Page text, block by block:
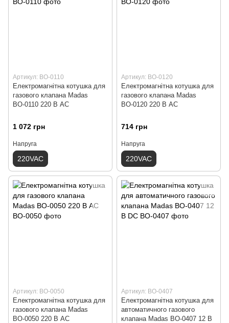
Артикул: ВО-0110
Електромагнітна котушка для
газового клапана Madas
ВО-0110 220 В АС
1 072 грн
Напруга
220VAC
Артикул: ВО-0120
Електромагнітна котушка для
газового клапана Madas
BО-0120 220 В АС
714 грн
Напруга
220VAC
Артикул: ВО-0050
Електромагнітна котушка для
газового клапана Madas
ВО-0050 220 В АС
Артикул: ВО-0407
Електромагнітна котушка для
автоматичного газового
клапана Madas ВО-0407 12 В